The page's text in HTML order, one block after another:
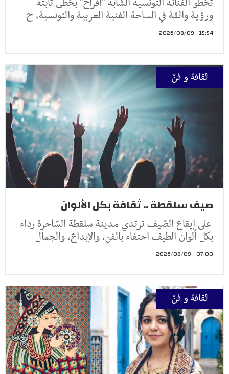
ورؤية واثقة في الساحة الفنية العربية والتونسية، ح
15:54 - 2026/08/09
ثقافة و فنّ
صيف سلقطة .. ثقافة بكل الألوان
على إيقاع الصّيف ترتدي مدينة سلقطة السّاحرة رداء
بكل ألوان الطيف احتفاء بالفن، والإبداع، والجمال
07:00 - 2026/08/09
ثقافة و فنّ